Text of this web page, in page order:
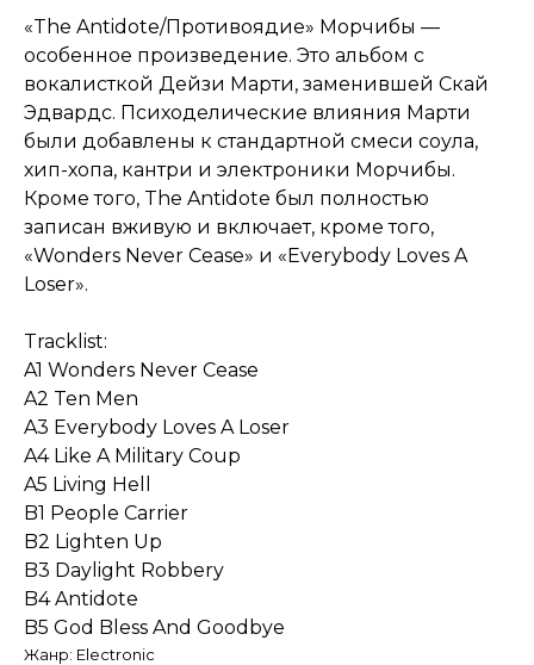
«The Antidote/Противоядие» Морчибы —
особенное произведение. Это альбом с
вокалисткой Дейзи Марти, заменившей Скай
Эдвардс. Психоделические влияния Марти
были добавлены к стандартной смеси соула,
хип-хопа, кантри и электроники Морчибы.
Кроме того, The Antidote был полностью
записан вживую и включает, кроме того,
«Wonders Never Cease» и «Everybody Loves A
Loser».
Tracklist:
A1 Wonders Never Cease
A2 Ten Men
A3 Everybody Loves A Loser
A4 Like A Military Coup
A5 Living Hell
B1 People Carrier
B2 Lighten Up
B3 Daylight Robbery
B4 Antidote
B5 God Bless And Goodbye
Жанр: Electronic